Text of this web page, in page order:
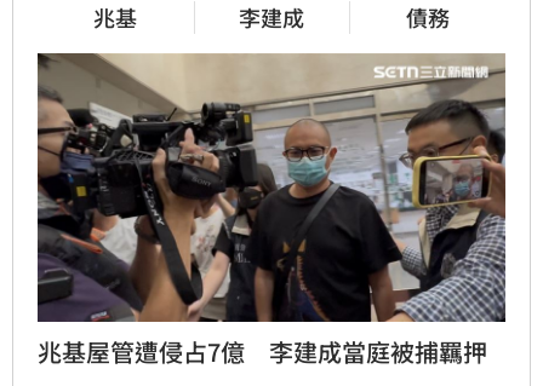
兆基 李建成 債務
兆基屋管遭侵占7億　李建成當庭被捕羈押